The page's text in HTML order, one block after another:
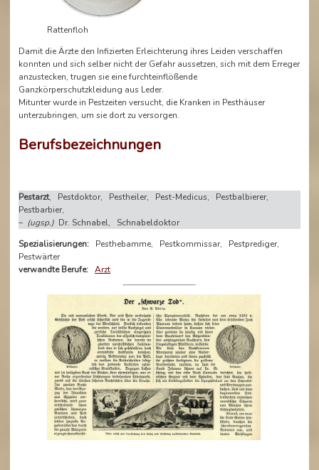
Rattenfloh
Damit die Ärzte den Infizierten Erleichterung ihres Leiden verschaffen
konnten und sich selber nicht der Gefahr aussetzen, sich mit dem Erreger
anzustecken, trugen sie eine furchteinflößende
Ganzkörperschutzkleidung aus Leder.
Mitunter wurde in Pestzeiten versucht, die Kranken in Pesthäuser
unterzubringen, um sie dort zu versorgen.
Berufsbezeichnungen
Pestarzt, Pestdoktor, Pestheiler, Pest-Medicus, Pestbalbierer,
Pestbarbier,
– (ugsp.) Dr. Schnabel, Schnabeldoktor
Spezialisierungen: Pesthebamme, Pestkommissar, Pestprediger,
Pestwärter
verwandte Berufe: Arzt